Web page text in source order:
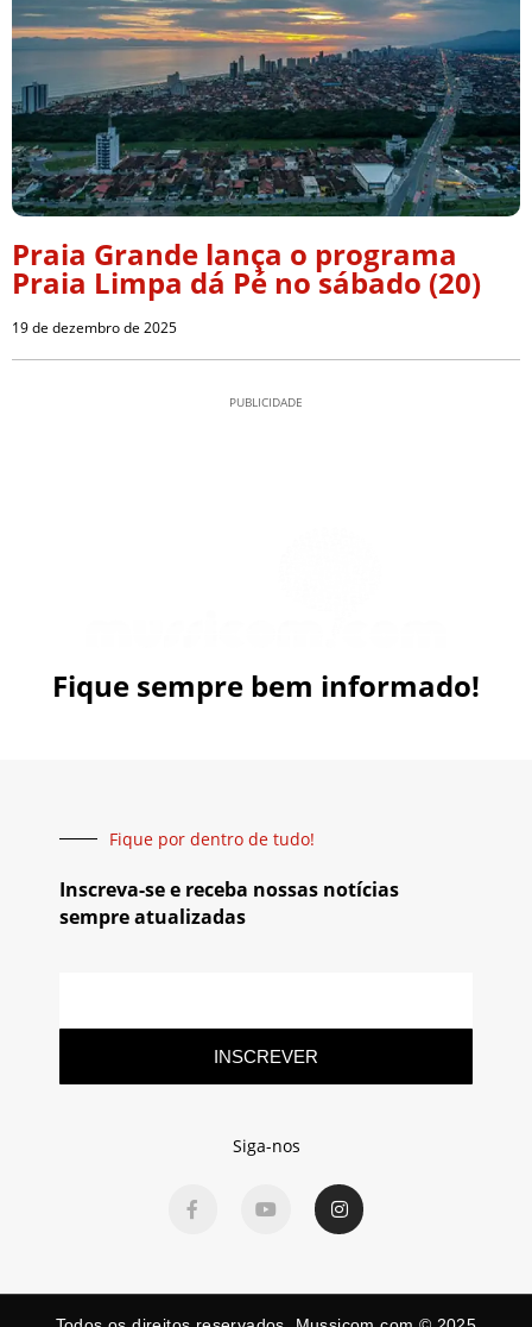
Praia Grande lança o programa
Praia Limpa dá Pé no sábado (20)
19 de dezembro de 2025
PUBLICIDADE
Fique sempre bem informado!
Fique por dentro de tudo!
Inscreva-se e receba nossas notícias
sempre atualizadas
INSCREVER
Siga-nos